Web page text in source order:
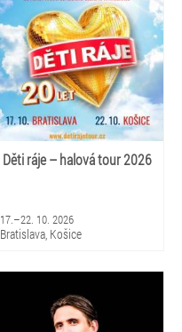
Děti ráje – halová tour 2026
17.–22. 10. 2026
Bratislava, Košice